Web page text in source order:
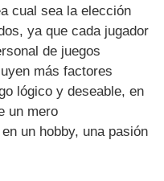
cual sea la elección
ya que cada jugador
de juegos
más factores
lógico y deseable, en
un mero
un hobby, una pasión